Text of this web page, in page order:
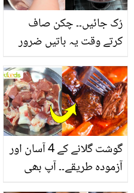
رُک جائیں۔۔ چکن صاف
کرتے وقت یہ باتیں ضرور
گوشت گلانے کے 4 آسان اور
آزمودہ طریقے۔۔ آپ بھی